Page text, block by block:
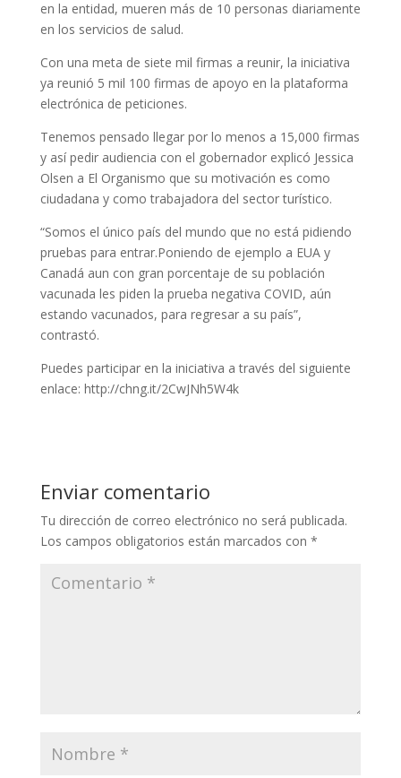
en la entidad, mueren más de 10 personas diariamente
en los servicios de salud.
Con una meta de siete mil firmas a reunir, la iniciativa
ya reunió 5 mil 100 firmas de apoyo en la plataforma
electrónica de peticiones.
Tenemos pensado llegar por lo menos a 15,000 firmas
y así pedir audiencia con el gobernador explicó Jessica
Olsen a El Organismo que su motivación es como
ciudadana y como trabajadora del sector turístico.
“Somos el único país del mundo que no está pidiendo
pruebas para entrar.Poniendo de ejemplo a EUA y
Canadá aun con gran porcentaje de su población
vacunada les piden la prueba negativa COVID, aún
estando vacunados, para regresar a su país”,
contrastó.
Puedes participar en la iniciativa a través del siguiente
enlace: http://chng.it/2CwJNh5W4k
Enviar comentario
Tu dirección de correo electrónico no será publicada.
Los campos obligatorios están marcados con *